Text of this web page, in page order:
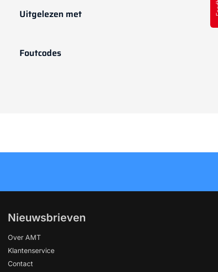
Uitgelezen met
Foutcodes
Nieuwsbrieven
Over AMT
Klantenservice
Contact